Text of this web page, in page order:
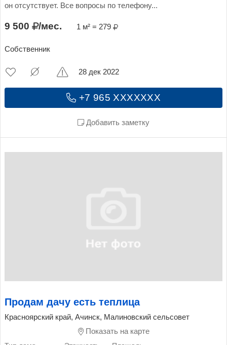
он отсутствует. Все вопросы по телефону...
9 500 /мес. 1 м² = 279
Собственник
+7 965 XXXXXXX
Добавить заметку
28 дек 2022
Продам дачу есть теплица
Красноярский край, Ачинск, Малиновский сельсовет
Показать на карте